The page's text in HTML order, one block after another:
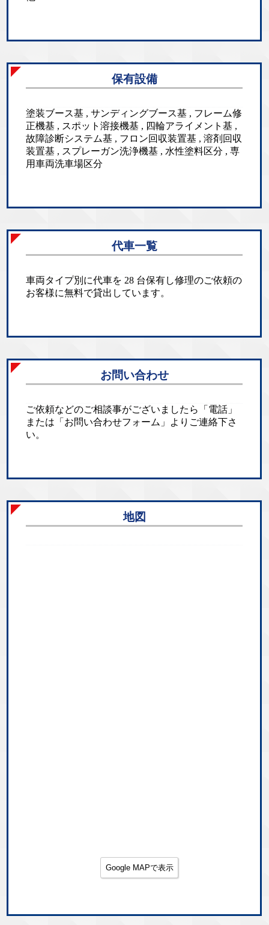
保有設備
塗装ブース基 , サンディングブース基 , フレーム修
正機基 , スポット溶接機基 , 四輪アライメント基 ,
故障診断システム基 , フロン回収装置基 , 溶剤回収
装置基 , スプレーガン洗浄機基 , 水性塗料区分 , 専
用車両洗車場区分
代車一覧
車両タイプ別に代車を 28 台保有し修理のご依頼の
お客様に無料で貸出しています。
お問い合わせ
ご依頼などのご相談事がございましたら「電話」
または「お問い合わせフォーム」よりご連絡下さ
い。
地図
Google MAPで表示